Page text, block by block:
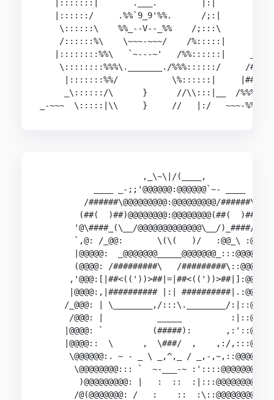
   |:::::::|       .___.         |:|
   |::::::/     .%%`9_9'%%.      /;:|
    \::::::\    %%_--V--_%%    /;:::\
    /::::::%\    \~~~-~~~/    /%:::::|
   |::::::::%%\   `~---~'   /%%::::::|     ___
    \::::::::%%%\._______./%%%::::::/     /###\
     |:::::::%%/           \%::::::|     |#####|
     _\::::::/\      }      //\\:::|__  /%%%%%/
_-~~~  \:::::|\\     }     //   |:/   ~~~-%%/
                     ,_\~\|/(____,
           ____ _-;;'@@@@@@:@@@@@@`~- ____
         /######\@@@@@@@@@:@@@@@@@@@/######\
        (##(  )##)@@@@@@@@:@@@@@@@@(##(  )##)
       '@\####_(\__/@@@@@@@@@@@@@\__/)_####/@'
       `,@: /_@@:       \(\(   )/   :@@_\ :@@|
       |@@@@@:  _@@@@@@@_____@@@@@@@_:::@@@@@'
       (@@@@: /#########\   /#########\::@@@@\
      ,'@@@:[|##<(('))>##|=|##<(('))>##|]:@@@@|
      |@@@@:,|########## |:| ##########|.:@@@@@\
/_@@@: | \________,/:::\.________/
      /@@@: |           _____          :|::@@||/
     |@@@@: `          (#####):       ,:'::@@@\
     |@@@@::  \      ,  \###/  ,    ,:/,:::@@@@|
\@@@@@@:. ~ - _ \ _,^,_ / _,-
       \@@@@@@@@::: `  ~-___-~ :'::::@@@@@@@@@/
        )@@@@@@@@@: |   :  ::  :|:::@@@@@@@@@|
       /@(@@@@@@@: /   :    ::  :\::@@@@@@@@@@\